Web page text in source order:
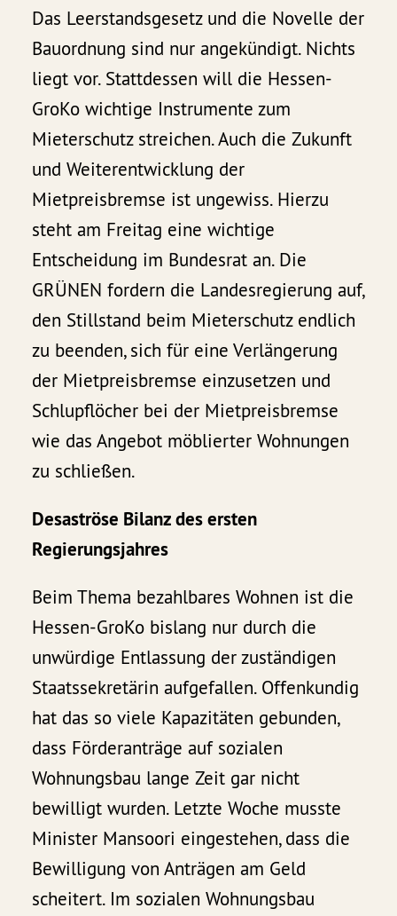
Das Leerstandsgesetz und die Novelle der
Bauordnung sind nur angekündigt. Nichts
liegt vor. Stattdessen will die Hessen-
GroKo wichtige Instrumente zum
Mieterschutz streichen. Auch die Zukunft
und Weiterentwicklung der
Mietpreisbremse ist ungewiss. Hierzu
steht am Freitag eine wichtige
Entscheidung im Bundesrat an. Die
GRÜNEN fordern die Landesregierung auf,
den Stillstand beim Mieterschutz endlich
zu beenden, sich für eine Verlängerung
der Mietpreisbremse einzusetzen und
Schlupflöcher bei der Mietpreisbremse
wie das Angebot möblierter Wohnungen
zu schließen.
Desaströse Bilanz des ersten
Regierungsjahres
Beim Thema bezahlbares Wohnen ist die
Hessen-GroKo bislang nur durch die
unwürdige Entlassung der zuständigen
Staatssekretärin aufgefallen. Offenkundig
hat das so viele Kapazitäten gebunden,
dass Förderanträge auf sozialen
Wohnungsbau lange Zeit gar nicht
bewilligt wurden. Letzte Woche musste
Minister Mansoori eingestehen, dass die
Bewilligung von Anträgen am Geld
scheitert. Im sozialen Wohnungsbau